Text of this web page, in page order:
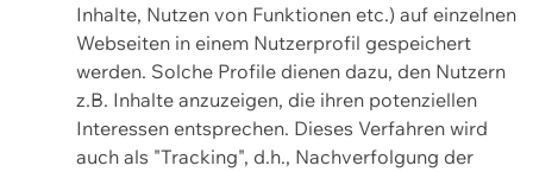
Inhalte, Nutzen von Funktionen etc.) auf einzelnen
Webseiten in einem Nutzerprofil gespeichert
werden. Solche Profile dienen dazu, den Nutzern
z.B. Inhalte anzuzeigen, die ihren potenziellen
Interessen entsprechen. Dieses Verfahren wird
auch als "Tracking", d.h., Nachverfolgung der